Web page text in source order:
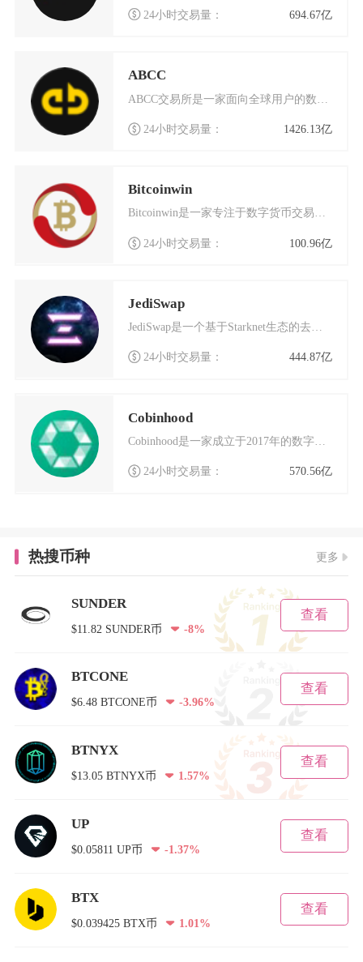
24小时交易量： 694.67亿
ABCC
24小时交易量： 1426.13亿
Bitcoinwin
Bitcoinwin是一家专注于数字货币交易的国际化交易平台，总部位于加拿大多伦多，同时在
24小时交易量： 100.96亿
JediSwap
JediSwap是一个基于Starknet生态的去中心化数字货币交易平台，它采用了完全由社
24小时交易量： 444.87亿
Cobinhood
Cobinhood是一家成立于2017年的数字货币交易平台，以其独特的零手续费模式在行业内
24小时交易量： 570.56亿
热搜币种 更多
SUNDER
$11.82 SUNDER币 -8%
查看
BTCONE
$6.48 BTCONE币 -3.96%
查看
BTNYX
$13.05 BTNYX币 1.57%
查看
UP
$0.05811 UP币 -1.37%
查看
BTX
$0.039425 BTX币 1.01%
查看